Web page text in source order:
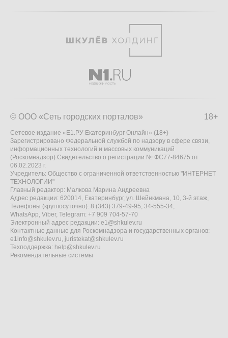
18+
© ООО «Сеть городских порталов»
Сетевое издание «Е1.РУ Екатеринбург Онлайн» (18+)
Зарегистрировано Федеральной службой по надзору в сфере связи,
информационных технологий и массовых коммуникаций
(Роскомнадзор) Свидетельство о регистрации № ФС77-84675 от
06.02.2023 г.
Учредитель: Общество с ограниченной ответственностью "ИНТЕРНЕТ
ТЕХНОЛОГИИ"
Главный редактор: Малкова Марина Андреевна
Адрес редакции: 620014, Екатеринбург, ул. Шейнкмана, 10, 3-й этаж,
Телефоны (круглосуточно): 8 (343) 379-49-95, 34-555-34,
WhatsApp, Viber, Telegram: +7 909 704-57-70
Электронный адрес редакции: e1@shkulev.ru
Контактные данные для Роскомнадзора и государственных органов:
e1info@shkulev.ru, juristekat@shkulev.ru
Техподдержка: help@shkulev.ru
Рекомендательные системы